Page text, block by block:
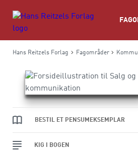
Hans Reitzels Forlag Fagområder
BESTIL ET PENSUMEKSEMPLAR
KIG I BOGEN